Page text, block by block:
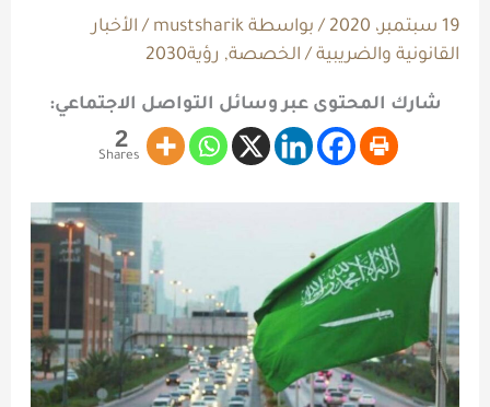
19 سبتمبر، 2020 / بواسطة mustsharik
/ الأخبار
القانونية والضريبية/ الخصصة, رؤية2030
شارك المحتوى عبر وسائل التواصل الاجتماعي:
2
Shares